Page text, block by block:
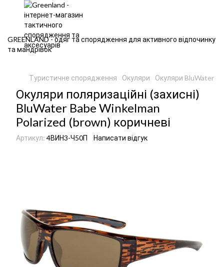
GREENLAND - одяг та спорядження для активного відпочинку
та мандрівок
Туристичне спорядження Окуляри Окуляри BluWater
Окуляри поляризаційні (захисні)
BluWater Babe Winkelman
Polarized (brown) коричневі
Артикул: 4ВИН3-Ч50П Написати відгук